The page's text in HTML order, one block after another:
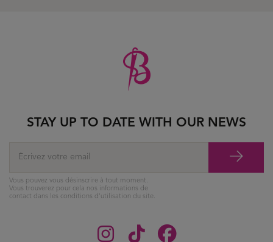
STAY UP TO DATE WITH OUR NEWS
Vous pouvez vous désinscrire à tout moment.
Vous trouverez pour cela nos informations de
contact dans les conditions d'utilisation du site.